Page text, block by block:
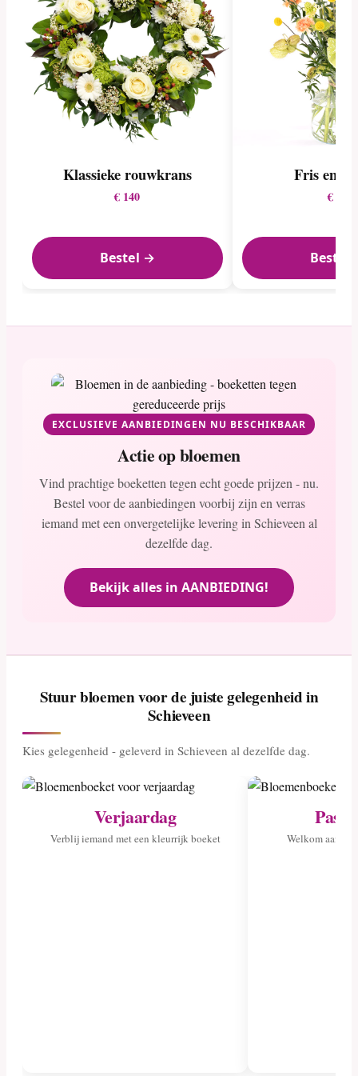
Klassieke rouwkrans
€ 140
Bestel →
Fris en
€ 27
Bestel
EXCLUSIEVE AANBIEDINGEN NU BESCHIKBAAR
Actie op bloemen
Vind prachtige boeketten tegen echt goede prijzen - nu.
Bestel voor de aanbiedingen voorbij zijn en verras
iemand met een onvergetelijke levering in Schieveen al
dezelfde dag.
Bekijk alles in AANBIEDING!
Stuur bloemen voor de juiste gelegenheid in
Schieveen
Kies gelegenheid - geleverd in Schieveen al dezelfde dag.
Verjaardag
Verblij iemand met een kleurrijk boeket Welkom aan